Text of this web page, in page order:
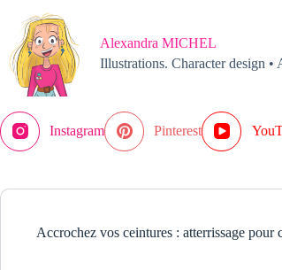
contenu
Alexandra MICHEL
Illustrations. Character design •
Instagram Pinterest
Accrochez vos ceintures : atterrissage pour